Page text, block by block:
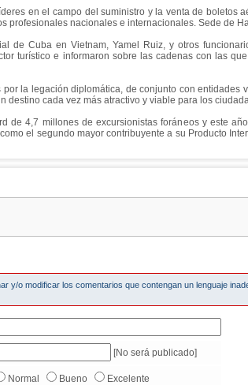
en el campo del suministro y la venta de boletos
profesionales nacionales e internacionales. Sede de
de Cuba en Vietnam, Yamel Ruiz, y otros
turístico e informaron sobre las cadenas con las
la legación diplomática, de conjunto con entidades
destino cada vez más atractivo y viable para los
de 4,7 millones de excursionistas foráneos y este
el segundo mayor contribuyente a su Producto
y/o modificar los comentarios que contengan un lenguaje
[No será publicado]
Normal Bueno Excelente